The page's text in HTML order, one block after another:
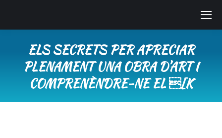
ELS SECRETS PER APRECIAR
PLENAMENT UNA OBRA D’ART I
COMPRENÈNDRE-NE EL [K